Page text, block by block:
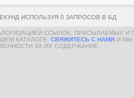
ИСПОЛЬЗУЯ 0 ЗАПРОСОВ В БД
ССЫЛОК, ПРИСЫЛАЕМЫХ
КАТАЛОГЕ, СВЯЖИТЕСЬ С НАМИ И МЫ
ЗА ИХ СОДЕРЖАНИЕ.